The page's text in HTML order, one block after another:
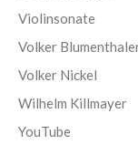
Violinsonate
Volker
Volker Nickel
Wilhelm Killmayer
YouTube